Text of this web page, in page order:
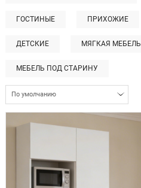
ГОСТИНЫЕ ПРИХОЖИЕ
ДЕТСКИЕ МЯГКАЯ МЕБЕЛЬ
МЕБЕЛЬ ПОД СТАРИНУ
По умолчанию